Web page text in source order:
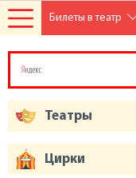
Театры
Цирки
Билеты в театр